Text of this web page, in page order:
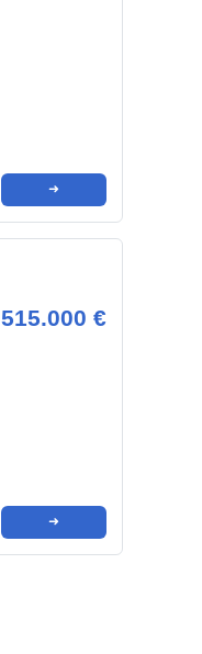
➜
515.000 €
➜